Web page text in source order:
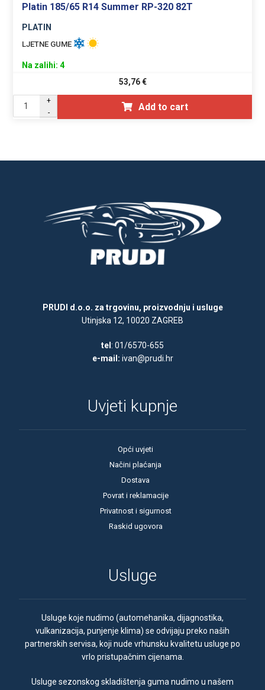
Platin 185/65 R14 Summer RP-320 82T
PLATIN
LJETNE GUME
Na zalihi: 4
53,76€
+
-
Add to cart
PRUDI d.o.o. za trgovinu, proizvodnju i usluge
Utinjska 12, 10020 ZAGREB
tel : 01/6570-655
e-mail: ivan@prudi.hr
Uvjeti kupnje
Opći uvjeti
Načini plaćanja
Dostava
Povrat i reklamacije
Privatnost i sigurnost
Raskid ugovora
Usluge
Usluge koje nudimo (automehanika, dijagnostika,
vulkanizacija, punjenje klima) se odvijaju preko naših
partnerskih servisa, koji nude vrhunsku kvalitetu usluge po
vrlo pristupačnim cijenama.
Usluge sezonskog skladištenja guma nudimo u našem